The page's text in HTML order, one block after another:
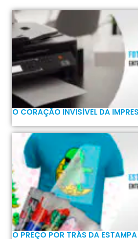
O CORAÇÃO INVISÍVEL DA
O PREÇO POR TRÁS DA ESTAMPA